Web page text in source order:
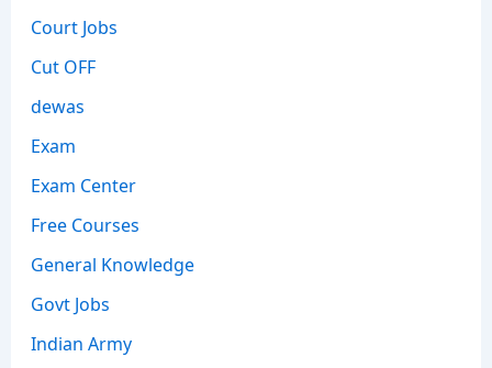
Court Jobs
Cut OFF
dewas
Exam
Exam Center
Free Courses
General Knowledge
Govt Jobs
Indian Army